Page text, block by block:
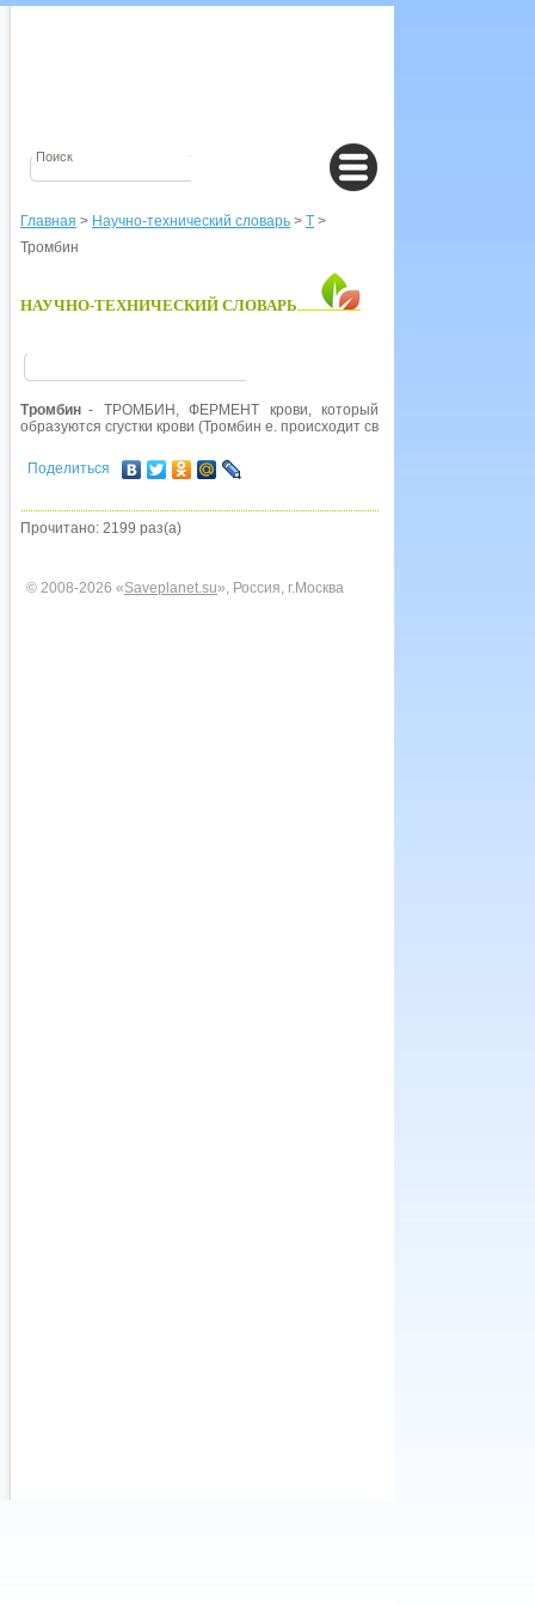
Главная > Научно-технический словарь > Т >
Тромбин
НАУЧНО-ТЕХНИЧЕСКИЙ СЛОВАРЬ
Тромбин - ТРОМБИН, ФЕРМЕНТ крови, который превращает
образуются сгустки крови (Тромбин е. происходит сворачивание).
Поделиться
Прочитано: 2199 раз(а)
© 2008-2026 «Saveplanet.su», Россия, г.Москва